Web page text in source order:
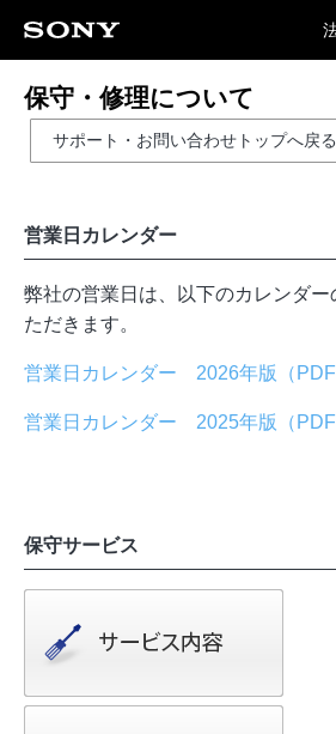
保守・修理について
サポート・お問い合わせトップへ戻る
営業日カレンダー
弊社の営業日は、以下のカレンダ
ただきます。
営業日カレンダー 2026年版（PDF
営業日カレンダー 2025年版（PDF
保守サービス